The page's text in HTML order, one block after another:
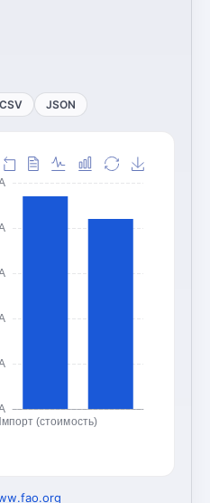
CSV JSON
(стоимость)